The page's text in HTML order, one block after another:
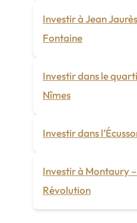
Investir à Jean
Fontaine
Investir dans le
Nîmes
Investir dans
Investir à Montaury
Révolution